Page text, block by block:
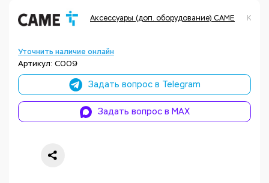
Аксессуары (доп. оборудование) CAME Код
Уточнить наличие онлайн
Артикул: C009
Задать вопрос в Telegram
Задать вопрос в MAX